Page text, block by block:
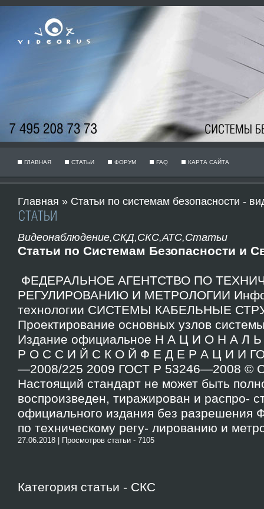
ГЛАВНАЯ СТАТЬИ ФОРУМ FAQ КАРТА САЙТА
Главная » Статьи по системам безопасности -
Видеонаблюдение,СКД,СКС,АТС,Статьи
Статьи по Системам Безопасности и
ФЕДЕРАЛЬНОЕ АГЕНТСТВО ПО
РЕГУЛИРОВАНИЮ И МЕТРОЛОГИИ
технологии СИСТЕМЫ КАБЕЛЬНЫЕ
Проектирование основных узлов
Издание официальное Н А Ц И О Н А Л
Р О С С И Й С К О Й Ф Е Д Е Р А Ц И И
—2008/225 2009 ГОСТ Р 53246—2008 ©
Настоящий стандарт не может быть
воспроизведен, тиражирован и распро-
официального издания без разрешения
по техническому регу- лированию и
27.06.2018 | Просмотров статьи - 7105
Категория статьи - СКС